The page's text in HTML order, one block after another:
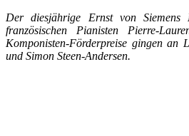
Der diesjährige Ernst von Siemens
französischen Pianisten Pierre-
Komponisten-Förderpreise gingen an
und Simon Steen-Andersen.